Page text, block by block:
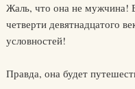
Жаль, что она не мужчина!
четверти девятнадцатого
условностей!
Правда, она будет